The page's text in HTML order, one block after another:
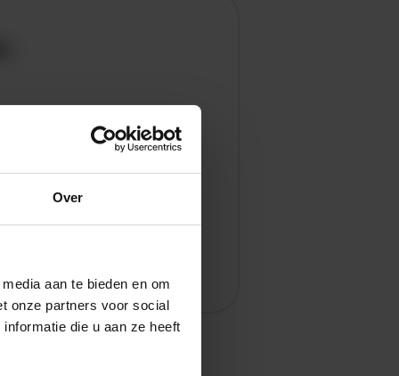
Over
aan te bieden en om
onze partners voor social
die u aan ze heeft